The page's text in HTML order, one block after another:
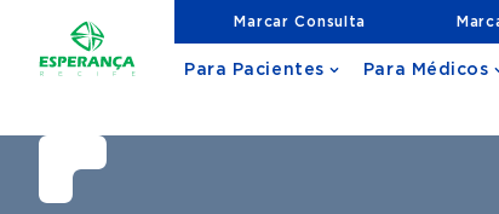
Marcar Consulta
Para Pacientes Para Médicos